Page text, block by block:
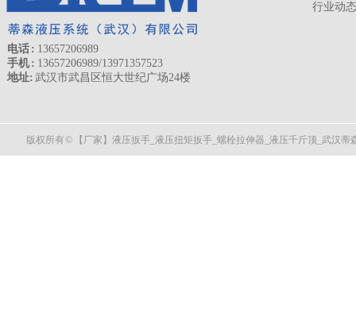
电话 : 13657206989
手机 : 13657206989/13971357523
地址:武汉市武昌区恒大世纪广场24楼
行业动态
版权所有 © 【厂家】液压扳手_液压扭矩扳手_螺栓拉伸器_液压千斤顶_武汉蒂